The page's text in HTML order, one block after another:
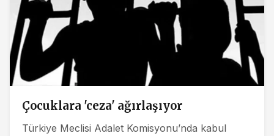
Çocuklara 'ceza' ağırlaşıyor
Türkiye Meclisi Adalet Komisyonu’nda kabul